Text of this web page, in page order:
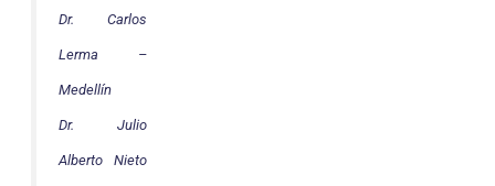
Dr. Carlos
Lerma –
Medellín
Dr. Julio
Alberto Nieto